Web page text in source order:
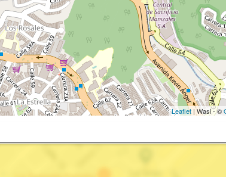
Leaflet | Wasi - ©